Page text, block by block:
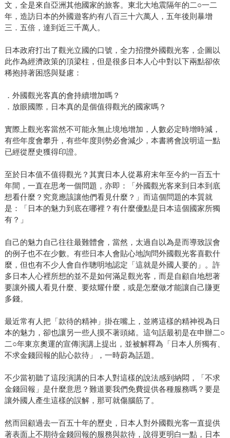
文，全是來自亞洲其他國家的旅客。東北大地震隔年的二○一二
年，造訪日本的外國遊客約有八百三十六萬人，五年後則暴增
三．五倍，達到近三千萬人。
日本政府打出了觀光立國的口號，全力招攬外國觀光客，企圖以
此作為經濟政策的頂梁柱，但是很多日本人心中對以下兩點卻依
稀抱持著困惑與疑慮：
．外國觀光客真的會持續增加嗎？
．放眼國際，日本真的是個值得觀光的國家嗎？
實際上觀光客當然不可能永無止境地增加，人數必定時增時減，
有些年度會攀升，有些年度則勢必會減少，本書將會說明這一點
已經從歷史獲得印證。
至於日本值不值得觀光？其實日本人從幕府末年至今約一百五十
年間，一直在思考一個問題，亦即：「外國觀光客來到日本到底
想看什麼？究竟應該讓他們看見什麼？」而這個問題的本質就
是：「日本的魅力到底在哪裡？有什麼優點是日本這個國家所獨
有？」
自己的魅力自己往往最難體會，當然，太過自以為是而導致誤會
的例子也不在少數。有些日本人會貼心地詢問外國觀光客喜歡什
麼，但也有不少人會自作聰明地認定「這就是外國人要的」。許
多日本人心裡所想的並不是如何滿足觀光客，而是自顧自地想著
要讓外國人看見什麼、要炫耀什麼，或是怎麼做才能讓自己賺更
多錢。
最近常有人把「款待的精神」掛在嘴上，並將這樣的精神視為日
本的魅力，卻也讓另一些人摸不著頭緒。這句話最初是在申辦二○
二○年東京奧運的宣傳演講上提出，並被解釋為「日本人所獨有、
不求金錢回報的貼心款待」，一時蔚為話題。
不少當初聽了這段演講的日本人對這樣的說法感到納悶，「不求
金錢回報」是什麼意思？難道要我們免費提供各種服務嗎？要是
讓外國人產生這樣的誤解，那可就傷腦筋了。
然而回顧過去一百五十年的歷史，日本人對外國觀光客一直提供
著表面上不期待金錢回報的服務與款待，說得更明白一點，日本